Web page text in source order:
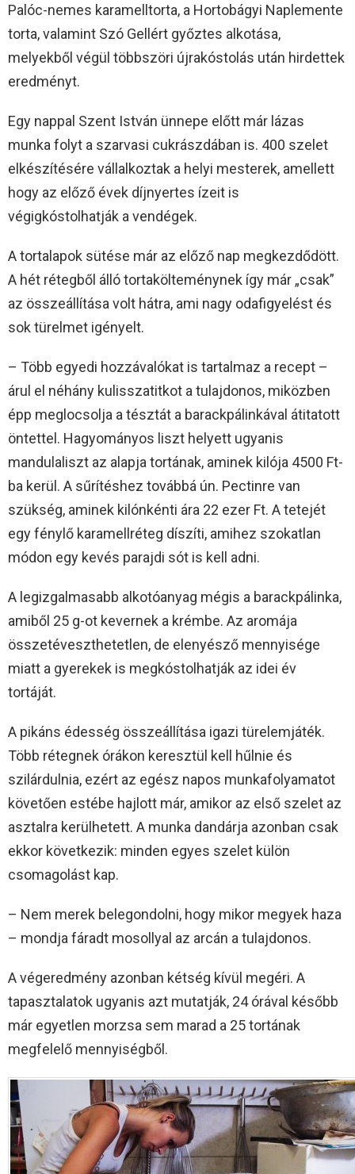
Palóc-nemes karamelltorta, a Hortobágyi Naplemente
torta, valamint Szó Gellért győztes alkotása,
melyekből végül többszöri újrakóstolás után hirdettek
eredményt.
Egy nappal Szent István ünnepe előtt már lázas
munka folyt a szarvasi cukrászdában is. 400 szelet
elkészítésére vállalkoztak a helyi mesterek, amellett
hogy az előző évek díjnyertes ízeit is
végigkóstolhatják a vendégek.
A tortalapok sütése már az előző nap megkezdődött.
A hét rétegből álló tortakölteménynek így már „csak”
az összeállítása volt hátra, ami nagy odafigyelést és
sok türelmet igényelt.
– Több egyedi hozzávalókat is tartalmaz a recept –
árul el néhány kulisszatitkot a tulajdonos, miközben
épp meglocsolja a tésztát a barackpálinkával átitatott
öntettel. Hagyományos liszt helyett ugyanis
mandulaliszt az alapja tortának, aminek kilója 4500 Ft-
ba kerül. A sűrítéshez továbbá ún. Pectinre van
szükség, aminek kilónkénti ára 22 ezer Ft. A tetejét
egy fénylő karamellréteg díszíti, amihez szokatlan
módon egy kevés parajdi sót is kell adni.
A legizgalmasabb alkotóanyag mégis a barackpálinka,
amiből 25 g-ot kevernek a krémbe. Az aromája
összetéveszthetetlen, de elenyésző mennyisége
miatt a gyerekek is megkóstolhatják az idei év
tortáját.
A pikáns édesség összeállítása igazi türelemjáték.
Több rétegnek órákon keresztül kell hűlnie és
szilárdulnia, ezért az egész napos munkafolyamatot
követően estébe hajlott már, amikor az első szelet az
asztalra kerülhetett. A munka dandárja azonban csak
ekkor következik: minden egyes szelet külön
csomagolást kap.
– Nem merek belegondolni, hogy mikor megyek haza
– mondja fáradt mosollyal az arcán a tulajdonos.
A végeredmény azonban kétség kívül megéri. A
tapasztalatok ugyanis azt mutatják, 24 órával később
már egyetlen morzsa sem marad a 25 tortának
megfelelő mennyiségből.